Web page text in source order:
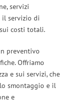
servizi
il servizio di
costi totali.
preventivo
Offriamo
e sui servizi, che
smontaggio e il
e